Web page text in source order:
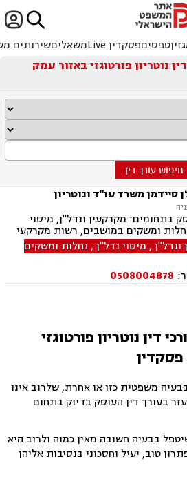
ﱐ
טפסיםפסקדין Live משאליםשירותים
נוטריון פורטוגזי באזור עמק
חיפוש עורך דין
סיידמן משרד עו"ד ונוטריון
בתחומים: מקרקעין ונדל"ן, מיסוי
ומשקים במושבים, רשות מקרקעי
משותפים, נדל"ן ביהודה ושומרון, פינוי
מכר דירה, ירושות וצוואות, ייפוי כוח
ספרדי, אנגלית ופורטוגזית.
ונדל"ן, מיסוי נדל"ן, נחלות ומשקים
0508004878
דין נוטריון פורטוגזי
משפטית כזו או אחרת, שלרוב אינו
בעורך דין העוסק בדיוק בתחום
בבעיה חשובה מאין כמוה ולרוב היא
טוב, יעיל וחסכוני בנסיבות אליהן